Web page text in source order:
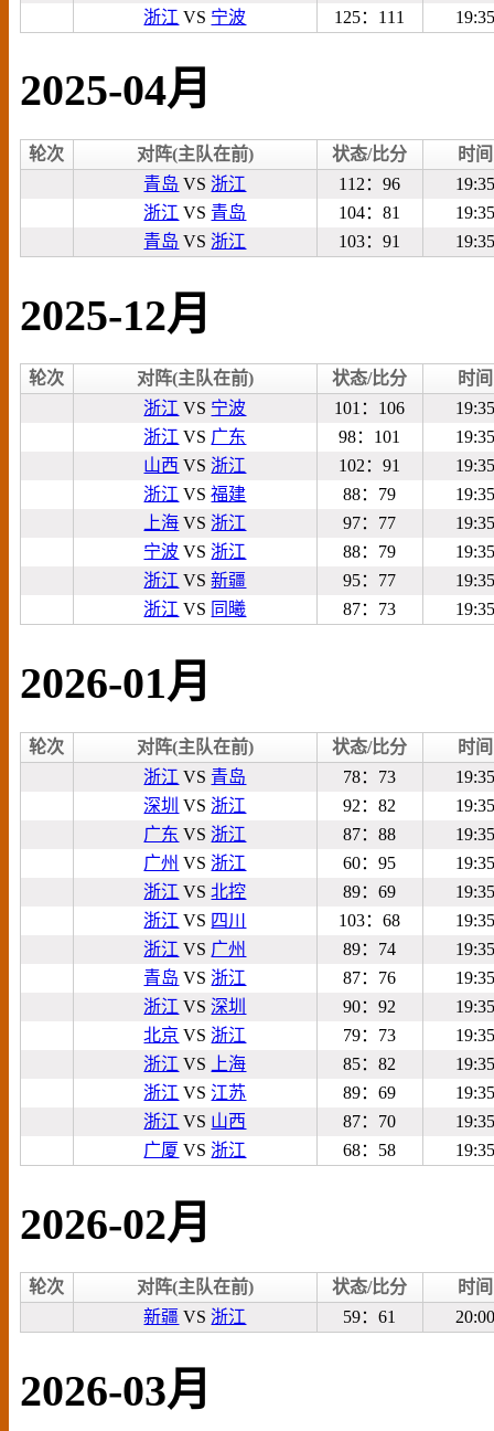
浙江 VS 宁波 125：111
2025-04月
轮次 对阵(主队在前) 状态/比分
时间
青岛 VS 浙江 112：96
浙江 VS 青岛 104：81
青岛 VS 浙江 103：91
2025-12月
轮次 对阵(主队在前) 状态/比分
时间
浙江 VS 宁波 101：106
浙江 VS 广东 98：101
山西 VS 浙江 102：91
浙江 VS福建 88：79
上海 VS 浙江 97：77
宁波 VS 浙江 88：79
浙江 VS新疆 95：77
浙江 VS 同曦 87：73
2026-01月
轮次 对阵(主队在前) 状态/比分
时间
浙江 VS 青岛 78：73
深圳
VS 浙江 92：82
广东 VS 浙江 87：88
广州 VS 浙江 60：95
浙江 VS北控 89：69
浙江 VS 四川 103：68
浙江 VS 广州 89：74
青岛 VS 浙江 87：76
浙江 VS深圳 90：92
北京 VS 浙江 79：73
浙江 VS 上海 85：82
浙江 VS 江苏 89：69
浙江 VS 山西 87：70
广厦 VS 浙江 68：58
2026-02月
轮次 对阵(主队在前) 状态/比分
时间
新疆 VS 浙江 59：61
2026-03月